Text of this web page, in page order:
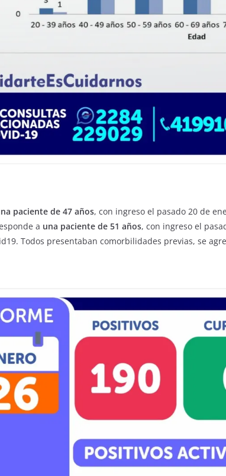
paciente de 47 años, con ingreso el pasado 20 de
a una paciente de 51 años, con ingreso el
Todos presentaban comorbilidades previas, se